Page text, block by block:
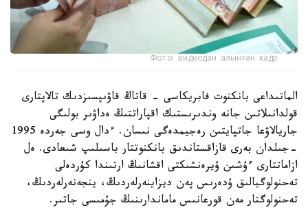
Фото: видеодан алынған кадр
الماتىداعى بانكنوت فابريكاسى - قاتاڭ قاۋىپسىزدىك تالاپتارى
قولدانىلاتىن جانە وندىرىستىك اقپاراتتىڭ ەداۋىر بولىگى
جاريالاۋعا جاتپايتىن رەجيمدەگى نىسان. ءدال وسى جەردە 1995
-جىلدان بەرى قازاقستاندىق بانكنوتتار باسىلىپ شىعادى. ەل
ازاماتتارى ءۇشىن ۇيرەنشىكتى اقشانىڭ ارتىندا كۇردەلى
تەحنولوگيالىق ۇدەرىس پەن ديزاينەرلەردىڭ، ينجەنەرلەردىڭ،
تەحنولوگتار مەن قورعانىس ماماندارىنىڭ جۇمىسى جاتىر.